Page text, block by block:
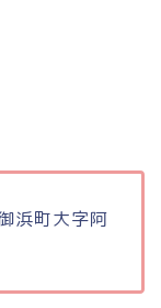
浜町大字阿